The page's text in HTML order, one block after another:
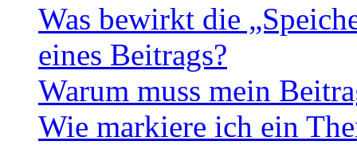
Was bewirkt die
eines Beitrags?
Warum muss mein
Wie markiere ich ein